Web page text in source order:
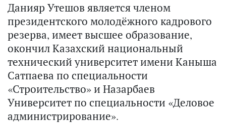
Данияр Утешов является членом
президентского молодёжного кадрового
резерва, имеет высшее образование,
окончил Казахский национальный
технический университет имени Каныша
Сатпаева по специальности
«Строительство» и Назарбаев
Университет по специальности «Деловое
администрирование».